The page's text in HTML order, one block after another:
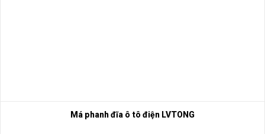
Má phanh đĩa ô tô điện LVTONG